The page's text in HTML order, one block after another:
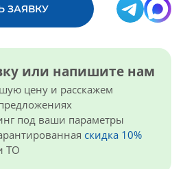
ЗАЯВКУ
или напишите нам
цену и расскажем
под ваши параметры
скидка 10%
ТО